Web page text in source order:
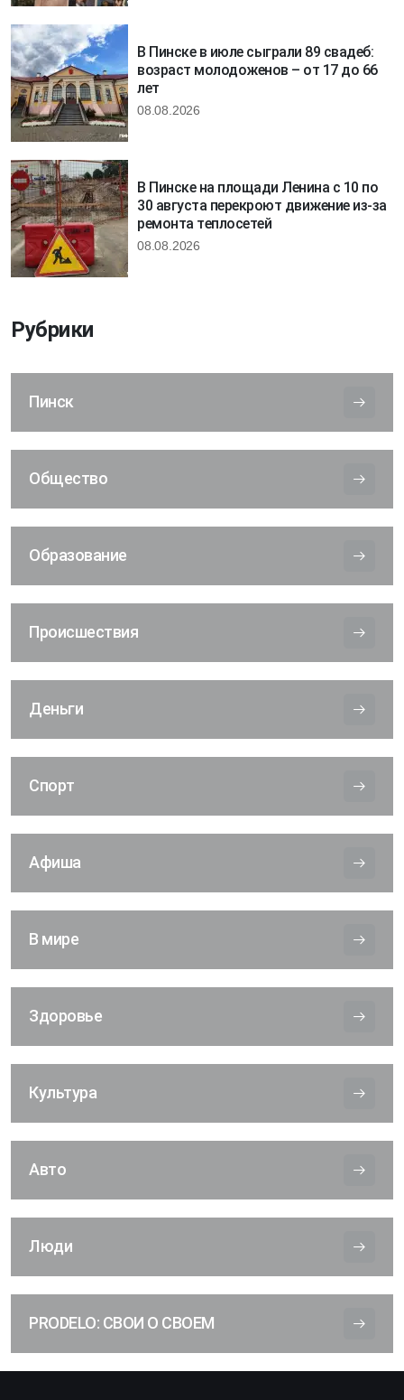
В Пинске в июле сыграли 89 свадеб:
возраст молодоженов – от 17 до 66
лет
08.08.2026
В Пинске на площади Ленина с 10 по
30 августа перекроют движение из-за
ремонта теплосетей
08.08.2026
Рубрики
Пинск
Общество
Образование
Происшествия
Деньги
Спорт
Афиша
В мире
Здоровье
Культура
Авто
Люди
PRODELO: СВОИ О СВОЕМ